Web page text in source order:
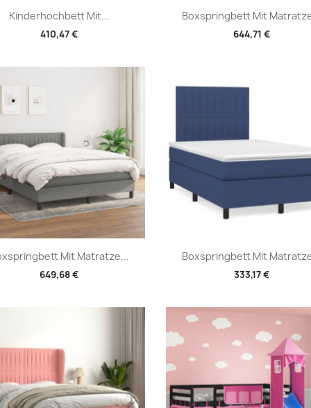
Kinderhochbett Mit...
410,47 €
Vorschau Boxspringbett Mit
644,71 €
Vorschau
Mit Matratze...
649,68 €
Vorschau Boxspringbett Mit
333,17 €
Vorschau